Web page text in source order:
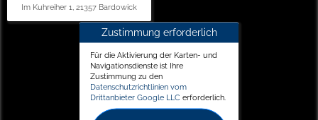
Im Kuhreiher 1, 21357 Bardowick
Zustimmung erforderlich
Für die Aktivierung der Karten- und
Navigationsdienste ist Ihre
Zustimmung zu den
Datenschutzrichtlinien vom
Drittanbieter Google LLC erforderlich.